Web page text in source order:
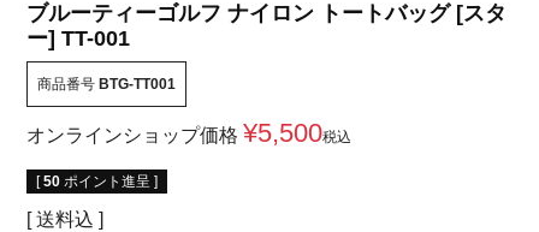
ブルーティーゴルフ ナイロン トートバッグ [スタ
ー] TT-001
商品番号 BTG-TT001
オンラインショップ価格 ¥5,500税込
[ 50 ポイント進呈 ]
送料込